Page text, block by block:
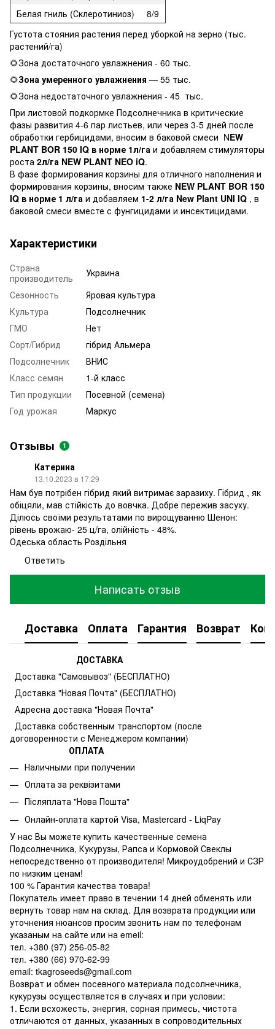
Белая гниль (Склеротиниоз)
8/9
Густота стояния растения перед уборкой на зерно (тыс.
растений/га)
🌻Зона достаточного увлажнения - 60 тыс.
🌻Зона умеренного увлажнения — 55 тыс.
🌻Зона недостаточного увлажнения - 45 тыс.
При листовой подкормке Подсолнечника в критические
фазы развития 4-6 пар листьев, или через 3-5 дней после
обработки гербицидами, вносим в баковой смеси NEW
PLANT BOR 150 IQ в норме 1л/га и добавляем стимуляторы
роста 2л/га NEW PLANT NEO iQ.
В фазе формирования корзины для отличного наполнения и
формирования корзины, вносим также NEW PLANT BOR 150
IQ в норме 1 л/га и добавляем 1-2 л/га New Plant UNI IQ , в
баковой смеси вместе с фунгицидами и инсектицидами.
Характеристики
Страна
производитель
Украина
Сезонность
Яровая культура
Культура
Подсолнечник
ГМО
Нет
Сорт/Гибрид
гібрид Альмера
Подсолнечник
ВНИС
Класс семян
1-й класс
Тип продукции
Посевной (семена)
Год урожая
Маркус
Отзывы 1
Катерина
13.10.2023 в 17:29
Нам був потрібен гібрид який витримає заразиху. Гібрид , як
обіцяли, мав стійкість до вовчка. Добре пережив засуху.
Ділюсь своїми результатами по вирощуванню Шенон:
рівень врожаю- 25 ц/га, олійність - 48%.
Одеська область Роздільня
Ответить
Написать отзыв
Доставка Оплата Гарантия Возврат
ДОСТАВКА
Доставка "Самовывоз" (БЕСПЛАТНО)
Доставка "Новая Почта" (БЕСПЛАТНО)
Адресна доставка "Новая Почта"
Доставка собственным транспортом (после
договоренности с Менеджером компании)
ОПЛАТА
Наличными при получении
Оплата за реквізитами
Післяплата "Нова Пошта"
Онлайн-оплата картой Visa, Mastercard - LiqPay
У нас Вы можете купить качественные семена
Подсолнечника, Кукурузы, Рапса и Кормовой Свеклы
непосредственно от производителя! Микроудобрений и СЗР
по низким ценам!
100 % Гарантия качества товара!
Покупатель имеет право в течении 14 дней обменять или
вернуть товар нам на склад. Для возврата продукции или
уточнения нюансов просим звонить нам по телефонам
указаным на сайте или на emeil:
тел. +380 (97) 256-05-82
тел. +380 (66) 970-62-99
email: tkagroseeds@gmail.com
Возврат и обмен посевного материала подсолнечника,
кукурузы осуществляется в случаях и при условии:
1. Если всхожесть, энергия, сорная примесь, чистота
отличаются от данных, указанных в сопроводительных